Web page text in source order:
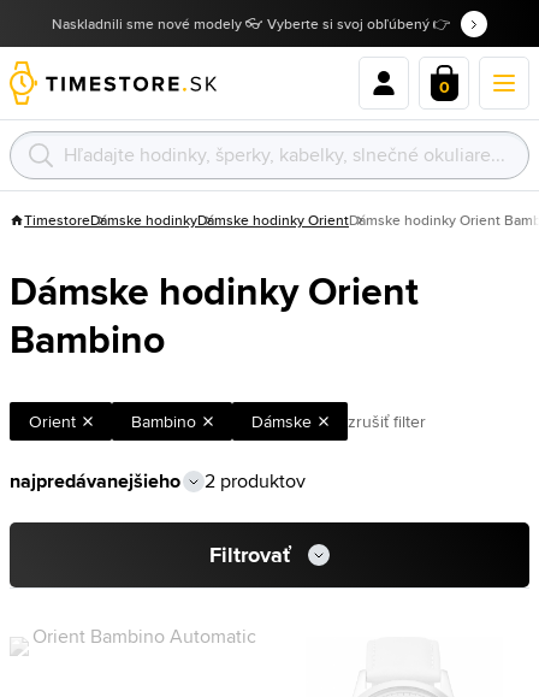
Naskladnili sme nové modely 👓 Vyberte si svoj obľúbený 👉
0
TimestoreDámske hodinkyDámske hodinky OrientDámske hodinky Orient
Dámske hodinky Orient
Bambino
Orient Bambino Dámske zrušiť filter
2 produktov
Filtrovať